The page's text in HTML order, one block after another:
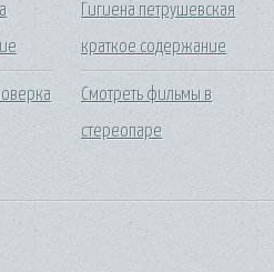
Гигиена петрушевская
краткое содержание
Смотреть фильмы в
стереопаре